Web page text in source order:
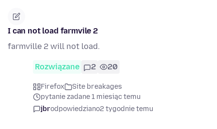
I can not load farmvile 2
farmville 2 will not load.
Rozwiązane 2 20
Firefox
Site breakages
pytanie zadane 1 miesiąc temu
jbrodpowiedziano2 tygodnie temu